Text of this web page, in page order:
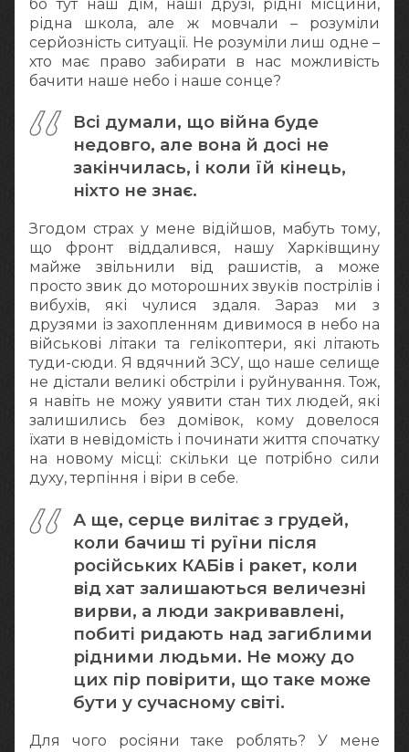
бо тут наш дім, наші друзі, рідні місцини,
рідна школа, але ж мовчали – розуміли
серйозність ситуації. Не розуміли лиш одне –
хто має право забирати в нас можливість
бачити наше небо і наше сонце?
Всі думали, що війна буде
недовго, але вона й досі не
закінчилась, і коли їй кінець,
ніхто не знає.
Згодом страх у мене відійшов, мабуть тому,
що фронт віддалився, нашу Харківщину
майже звільнили від рашистів, а може
просто звик до моторошних звуків пострілів і
вибухів, які чулися здаля. Зараз ми з
друзями із захопленням дивимося в небо на
військові літаки та гелікоптери, які літають
туди-сюди. Я вдячний ЗСУ, що наше селище
не дістали великі обстріли і руйнування. Тож,
я навіть не можу уявити стан тих людей, які
залишились без домівок, кому довелося
їхати в невідомість і починати життя спочатку
на новому місці: скільки це потрібно сили
духу, терпіння і віри в себе.
А ще, серце вилітає з грудей,
коли бачиш ті руїни після
російських КАБів і ракет, коли
від хат залишаються величезні
вирви, а люди закривавлені,
побиті ридають над загиблими
рідними людьми. Не можу до
цих пір повірити, що таке може
бути у сучасному світі.
Для чого росіяни таке роблять? У мене